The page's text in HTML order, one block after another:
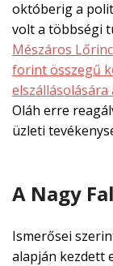
októberig a
volt a többségi
Mészáros
forint összegű
Oláh erre
üzleti
A Nagy Fal
Ismerősei
alapján kezdett